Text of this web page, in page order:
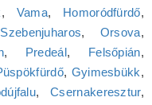
, Vama, Homoródfürdő,
Szebenjuharos, Orsova,
, Predeál, Felsőpián,
, Gyimesbükk,
,Csernakeresztur,